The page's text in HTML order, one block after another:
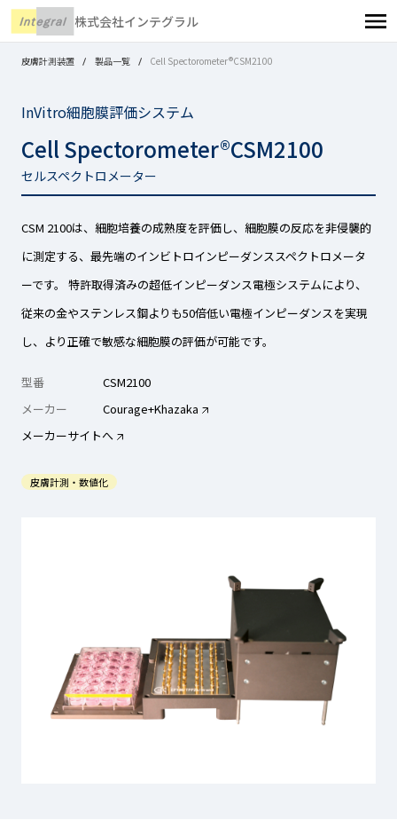
株式会社インテグラル
皮膚計測装置 製品一覧 Cell Spectorometer®CSM2100
InVitro細胞膜評価システム
Cell Spectorometer®CSM2100
セルスペクトロメーター
CSM 2100は、細胞培養の成熟度を評価し、細胞膜の反応を非侵襲的
に測定する、最先端のインビトロインピーダンススペクトロメータ
ーです。 特許取得済みの超低インピーダンス電極システムにより、
従来の金やステンレス鋼よりも50倍低い電極インピーダンスを実現
し、より正確で敏感な細胞膜の評価が可能です。
型番
CSM2100
メーカー
Courage+Khazaka
メーカーサイトへ
皮膚計測・数値化